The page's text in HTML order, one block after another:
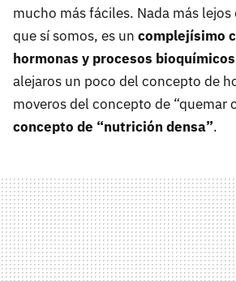
mucho más fáciles. Nada más lejos
que sí somos, es un complejísimo
hormonas y procesos bioquímicos
alejaros un poco del concepto de
moveros del concepto de “quemar
concepto de “nutrición densa”.